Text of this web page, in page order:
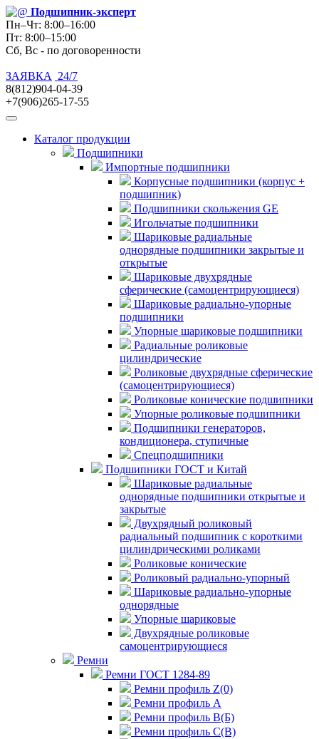
Подшипник-эксперт
Пн–Чт: 8:00–16:00
Пт: 8:00–15:00
Сб, Вс - по договоренности
ЗАЯВКА
24/7
8(812)904-04-39
+7(906)265-17-55
Каталог продукции
Подшипники
Импортные подшипники
Корпусные подшипники (корпус +
подшипник)
Подшипники скольжения GE
Игольчатые подшипники
Шариковые радиальные
однорядные подшипники закрытые и
открытые
Шариковые двухрядные
сферические (самоцентрирующиеся)
Шариковые радиально-упорные
подшипники
Упорные шариковые подшипники
Радиальные роликовые
цилиндрические
Роликовые двухрядные сферические
(самоцентрирующиеся)
Роликовые конические подшипники
Упорные роликовые подшипники
Подшипники генераторов,
кондиционера, ступичные
Спецподшипники
Подшипники ГОСТ и Китай
Шариковые радиальные
однорядные подшипники открытые и
закрытые
Двухрядный роликовый
радиальный подшипник с короткими
цилиндрическими роликами
Роликовые конические
Роликовый радиально-упорный
Шариковые радиально-упорные
однорядные
Упорные шариковые
Двухрядные роликовые
самоцентрирующиеся
Ремни
Ремни ГОСТ 1284-89
Ремни профиль Z(0)
Ремни профиль А
Ремни профиль В(Б)
Ремни профиль С(В)